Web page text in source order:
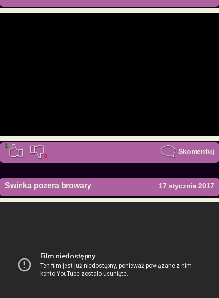
1
0
Skomentuj
Swinka pozera browary 17 stycznia 2017